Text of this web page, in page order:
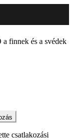
finnek és a svédek
csatlakozási